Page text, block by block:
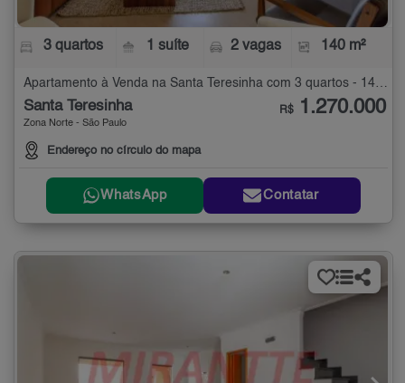
3 quartos 1 suíte 2 vagas 140 m²
Apartamento à Venda na Santa Teresinha com 3 quartos - 140 m²
Santa Teresinha
Zona Norte - São Paulo
Endereço no círculo do mapa
R$ 1.270.000
WhatsApp Contatar